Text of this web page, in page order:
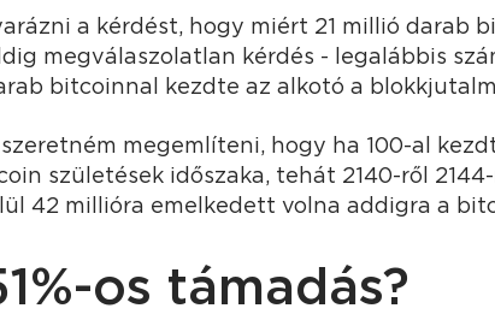
a kérdést, hogy miért 21 millió darab
megválaszolatlan kérdés - legalábbis
bitcoinnal kezdte az alkotó a
megemlíteni, hogy ha 100-al
születések időszaka, tehát 2140-ről 2144-
42 millióra emelkedett volna addigra a
os támadás?